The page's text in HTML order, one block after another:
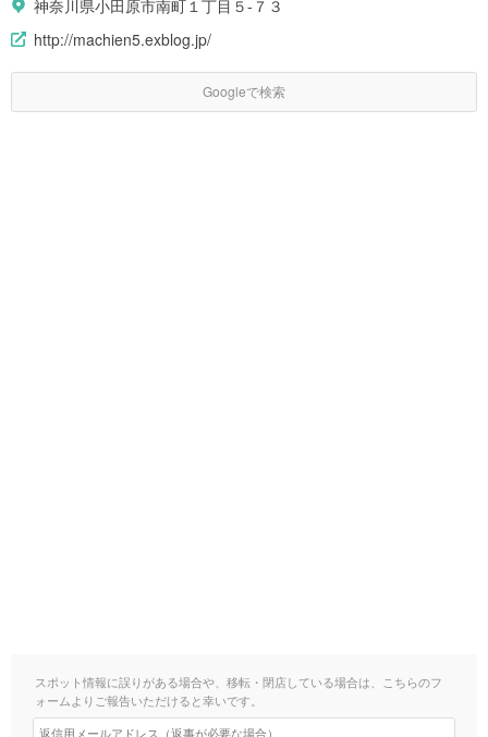
神奈川県小田原市南町１丁目５-７３
http://machien5.exblog.jp/
Googleで検索
スポット情報に誤りがある場合や、移転・閉店している場合は、こちらのフ
ォームよりご報告いただけると幸いです。